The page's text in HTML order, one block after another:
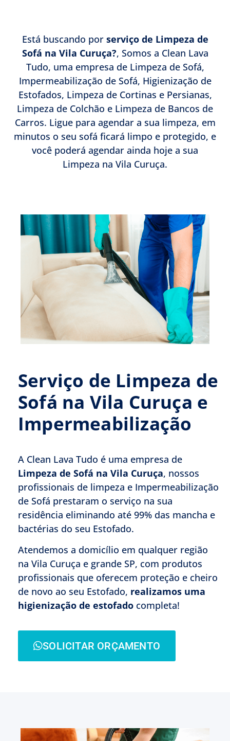
Está buscando por serviço de Limpeza de
Sofá na Vila Curuça?, Somos a Clean Lava
Tudo, uma empresa de Limpeza de Sofá,
Impermeabilização de Sofá, Higienização de
Estofados, Limpeza de Cortinas e Persianas,
Limpeza de Colchão e Limpeza de Bancos de
Carros. Ligue para agendar a sua limpeza, em
minutos o seu sofá ficará limpo e protegido, e
você poderá agendar ainda hoje a sua
Limpeza na Vila Curuça.
Serviço de Limpeza de
Sofá na Vila Curuça e
Impermeabilização
A Clean Lava Tudo é uma empresa de
Limpeza de Sofá na Vila Curuça, nossos
profissionais de limpeza e Impermeabilização
de Sofá prestaram o serviço na sua
residência eliminando até 99% das mancha e
bactérias do seu Estofado.
Atendemos a domicílio em qualquer região
na Vila Curuça e grande SP, com produtos
profissionais que oferecem proteção e cheiro
de novo ao seu Estofado, realizamos uma
higienização de estofado completa!
SOLICITAR ORÇAMENTO